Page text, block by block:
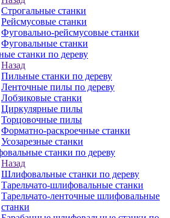
Строгальные станки
Рейсмусовые станки
Фуговально-рейсмусовые станки
Фуговальные станки
станки по дереву
Назад
Пильные станки по дереву
Ленточные пилы по дереву
Лобзиковые станки
Циркулярные пилы
Торцовочные пилы
Форматно-раскроечные станки
Усозарезные станки
станки по дереву
Назад
Шлифовальные станки по дереву
Тарельчато-шлифовальные станки
Тарельчато-ленточные шлифовальные
станки